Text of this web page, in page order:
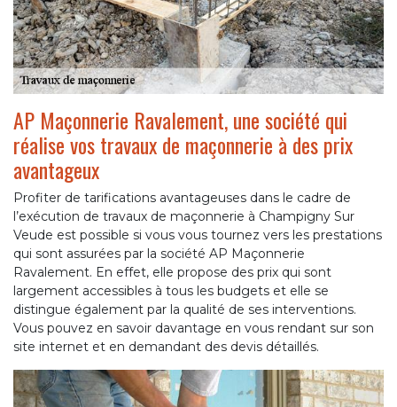
AP Maçonnerie Ravalement, une société qui
réalise vos travaux de maçonnerie à des prix
avantageux
Profiter de tarifications avantageuses dans le cadre de
l’exécution de travaux de maçonnerie à Champigny Sur
Veude est possible si vous vous tournez vers les prestations
qui sont assurées par la société AP Maçonnerie
Ravalement. En effet, elle propose des prix qui sont
largement accessibles à tous les budgets et elle se
distingue également par la qualité de ses interventions.
Vous pouvez en savoir davantage en vous rendant sur son
site internet et en demandant des devis détaillés.